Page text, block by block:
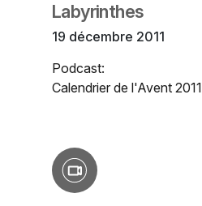
Labyrinthes
19 décembre 2011
Podcast:
Calendrier de l'Avent 2011